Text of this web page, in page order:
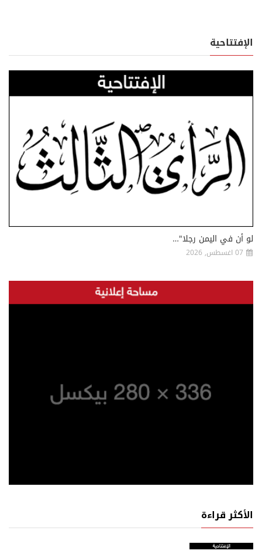
الإفتتاحية
لو أن في اليمن رجلا"…
07 اغسطس, 2026
الأكثر قراءة